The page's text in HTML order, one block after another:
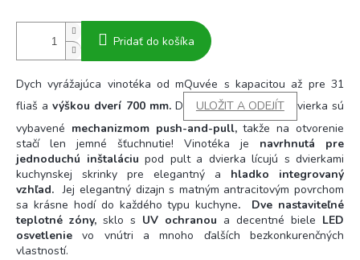
Pridať do košíka
Dych vyrážajúca vinotéka od mQuvée s kapacitou až pre 31
fliaš avýškou dverí 700 mm.D ULOŽIT A ODEJÍT
vierka sú
vybavené mechanizmom push-and-pull,takže na otvorenie
stačí len jemné šťuchnutie! Vinotéka je navrhnutá pre
jednoduchú inštaláciu pod pult a dvierka lícujú s dvierkami
kuchynskej skrinky pre elegantný a hladko integrovaný
vzhľad. Jej elegantný dizajn s matným antracitovým povrchom
sa krásne hodí do každého typu kuchyne. Dve nastaviteľné
teplotné zóny, sklo s UV ochranou a decentné biele LED
osvetlenie vo vnútri a mnoho ďalších bezkonkurenčných
vlastností.